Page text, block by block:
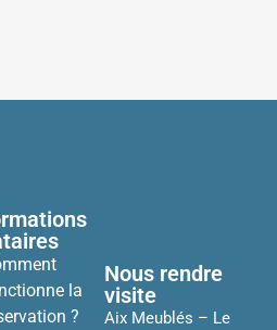
la
?
Nous rendre
visite
Aix Meublés – Le